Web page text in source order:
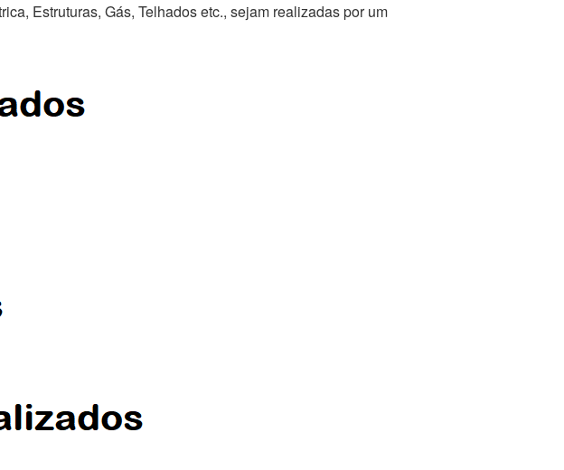
Estruturas, Gás, Telhados etc., sejam realizadas por um